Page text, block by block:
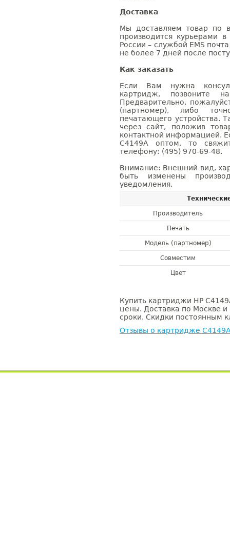
Доставка
Мы доставляем товар по
производится курьерами
России – службой EMS
не более 7 дней после
Как заказать
Если Вам нужна
картридж, позвоните
Предварительно,
(партномер), либо
печатающего устройства.
через сайт, положив
контактной информацией.
C4149A оптом, то
телефону: (495) 970-69-48.
Внимание: Внешний вид,
быть изменены
уведомления.
Производитель
Печать
Модель (партномер)
Совместим
Цвет
Купить картриджи HP
цены. Доставка по Москве и
сроки. Скидки постоянным
Отзывы о картридже